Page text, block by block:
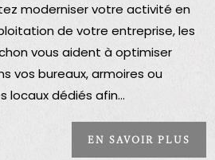
moderniser votre activité en
de votre entreprise, les
vous aident à optimiser
vos bureaux, armoires ou
locaux dédiés afin...
EN SAVOIR PLUS